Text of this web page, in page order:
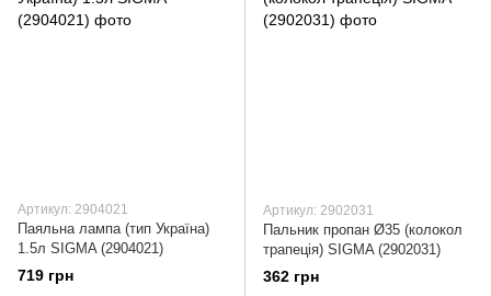
Артикул: 2904021
Паяльна лампа (тип Україна)
1.5л SIGMA (2904021)
719 грн
Артикул: 2902031
Пальник пропан Ø35 (колокол
трапеція) SIGMA (2902031)
362 грн